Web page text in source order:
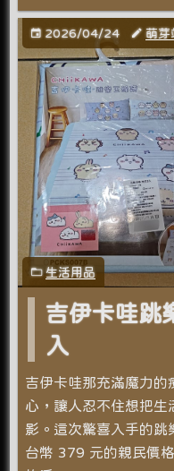
2026/04/24 萌芽
生活用品
吉伊卡哇跳
入
吉伊卡哇那充滿魔力的
心，讓人忍不住想把生
影。這次驚喜入手的跳
台幣 379 元的親民價